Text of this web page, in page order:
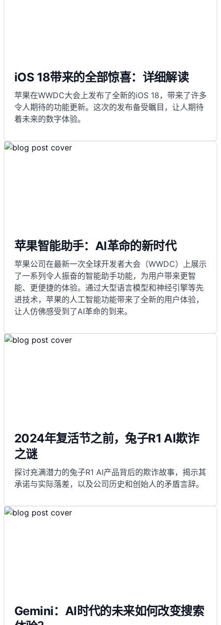
iOS 18带来的全部惊喜：详细解读
苹果在WWDC大会上发布了全新的iOS 18，带来了许多
令人期待的功能更新。这次的发布备受瞩目，让人期待
着未来的数字体验。
苹果智能助手：AI革命的新时代
苹果公司在最新一次全球开发者大会（WWDC）上展示
了一系列令人振奋的智能助手功能，为用户带来更智
能、更便捷的体验。通过大型语言模型和神经引擎等先
进技术，苹果的人工智能功能带来了全新的用户体验，
让人仿佛感受到了AI革命的到来。
2024年复活节之前，兔子R1 AI欺诈
之谜
探讨充满潜力的兔子R1 AI产品背后的欺诈故事，揭示其
承诺与实际落差，以及公司历史和创始人的矛盾言辞。
Gemini：AI时代的未来如何改变搜索